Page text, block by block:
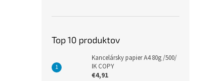
Top 10 produktov
Kancelársky papier A4 80g /500/
IK COPY
€4,91